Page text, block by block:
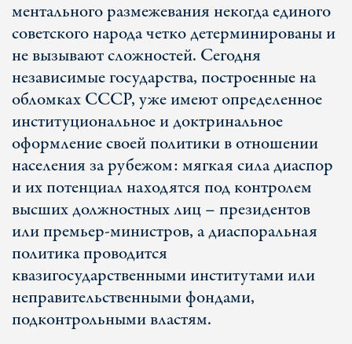
ментального размежевания некогда единого
советского народа четко детерминированы и
не вызывают сложностей. Сегодня
независимые государства, построенные на
обломках СССР, уже имеют определенное
институциональное и доктринальное
оформление своей политики в отношении
населения за рубежом: мягкая сила диаспор
и их потенциал находятся под контролем
высших должностных лиц – президентов
или премьер-министров, а диаспоральная
политика проводится
квазигосударственными институтами или
неправительственными фондами,
подконтрольными властям.